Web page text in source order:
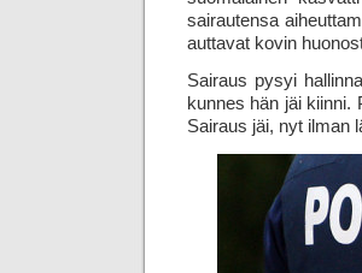
sairautensa
auttavat kovin
Sairaus pysyi
kunnes hän jäi kiinni.
Sairaus jäi, nyt ilman